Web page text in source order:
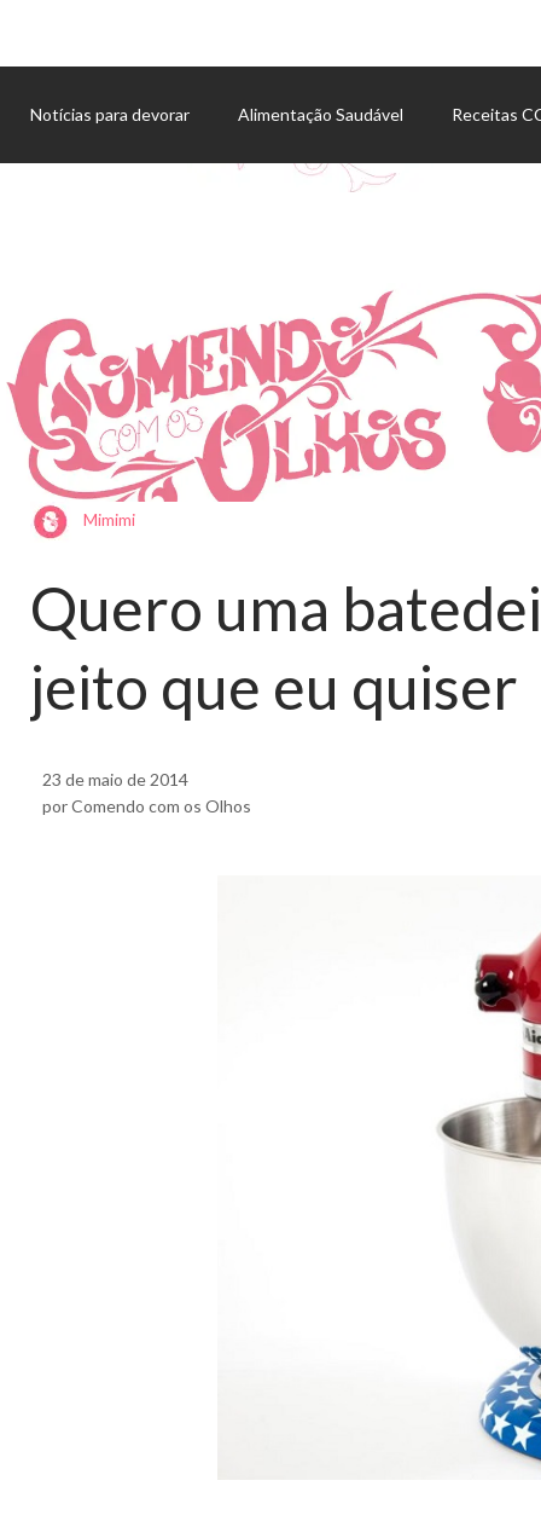
Notícias para devorar Alimentação Saudável Receitas
Mimimi
Quero uma
jeito que eu quiser
23 de maio de 2014
por Comendo com os Olhos